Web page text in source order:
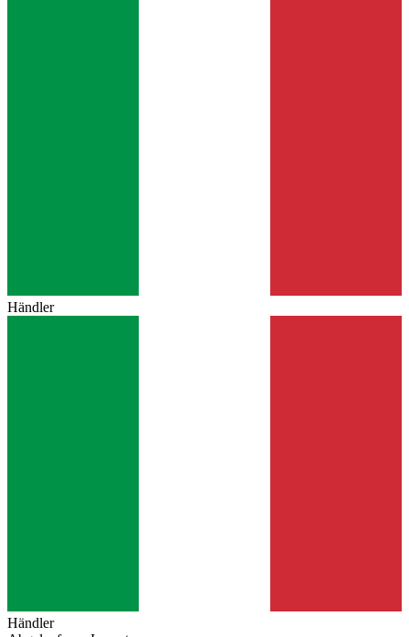
Händler
Händler